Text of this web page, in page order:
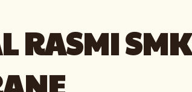
RASMI SMK